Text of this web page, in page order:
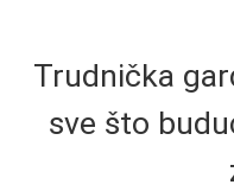
Trudnička
sve što